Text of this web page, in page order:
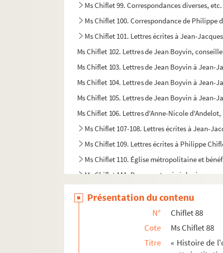
Ms Chiflet 99. Correspondances diverses, etc.
Ms Chiflet 100. Correspondance de
Ms Chiflet 101. Lettres écrites à Jean-
Ms Chiflet 102. Lettres de Jean Boyvin,
Ms Chiflet 103. Lettres de Jean Boyvin à Jean-
Ms Chiflet 104. Lettres de Jean Boyvin à Jean-
Ms Chiflet 105. Lettres de Jean Boyvin à
Ms Chiflet 106. Lettres d'Anne-Nicole
Ms Chiflet 107-108. Lettres écrites à Jean-
Ms Chiflet 109. Lettres écrites à Philippe
Ms Chiflet 110. Église métropolitaine et
Ms Chiflet 111. Documents généalogiques
Ms Chiflet 115. « Erycii Puteanie pistolarum ad
Présentation du contenu
N°
Chiflet 88
Cote
Ms Chiflet 88
Titre
« Histoire de